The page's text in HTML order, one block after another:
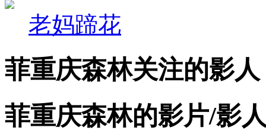
老妈蹄花
菲重庆森林关注的影
菲重庆森林的影片/影